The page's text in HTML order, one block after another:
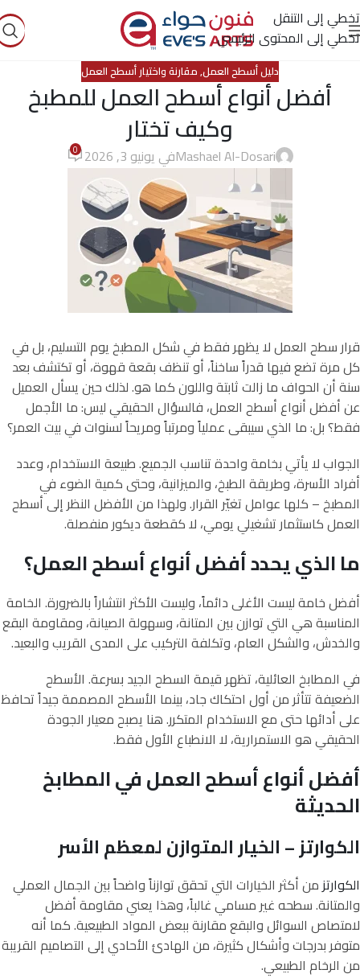
تخطي إلى التنقل
تخطي إلى المحتوى الرئيسي
دليل أسطح العمل,مقارنة واختيار أسطح العمل
أفضل أنواع أسطح العمل للمطبخ
وكيف تختار
Mashael Al-Dosariفي يونيو 3, 2026 0
قرار سطح العمل لا يظهر فقط في شكل المطبخ يوم التسليم، بل في
كل مرة تضع فيها قدراً ساخناً، أو تنظف بقعة قهوة، أو تكتشف بعد
سنة أن الحواف ما زالت ثابتة واللون كما هو. لذلك حين يسأل العميل
عن أفضل أنواع أسطح العمل، فالسؤال الحقيقي ليس: ما الأجمل
فقط؟ بل: ما الذي سيبقى عملياً ومرتباً ومريحاً لسنوات في بيت العمر؟
الجواب لا يأتي بخامة واحدة تناسب الجميع. طبيعة الاستخدام، وعدد
أفراد الأسرة، وطريقة الطبخ، والميزانية، وحتى كمية الضوء في
المطبخ – كلها عوامل تغيّر القرار. ولهذا من الأفضل النظر إلى أسطح
العمل كاستثمار تشغيلي يومي، لا كقطعة ديكور منفصلة.
ما الذي يحدد أفضل أنواع أسطح العمل؟
أفضل خامة ليست الأغلى دائماً، وليست الأكثر انتشاراً بالضرورة. الخامة
المناسبة هي التي توازن بين المتانة، وسهولة الصيانة، ومقاومة البقع
والخدش، والشكل العام، وتكلفة التركيب على المدى القريب والبعيد.
في المطابخ العائلية، تظهر قيمة السطح الجيد بسرعة. الأسطح
الضعيفة تتأثر من أول احتكاك جاد، بينما الأسطح المصممة جيداً تحافظ
على أدائها حتى مع الاستخدام المتكرر. هنا يصبح معيار الجودة
الحقيقي هو الاستمرارية، لا الانطباع الأول فقط.
أفضل أنواع أسطح العمل في المطابخ
الحديثة
الكوارتز – الخيار المتوازن لمعظم الأسر
الكوارتز من أكثر الخيارات التي تحقق توازناً واضحاً بين الجمال العملي
والمتانة. سطحه غير مسامي غالباً، وهذا يعني مقاومة أفضل
لامتصاص السوائل والبقع مقارنة ببعض المواد الطبيعية. كما أنه
متوفر بدرجات وأشكال كثيرة، من الهادئ الأحادي إلى التصاميم القريبة
من الرخام الطبيعي.